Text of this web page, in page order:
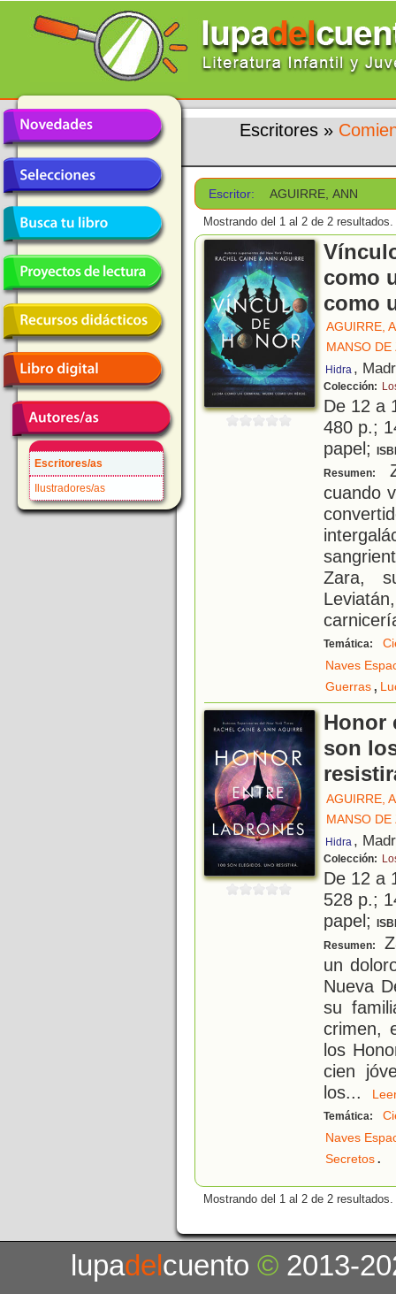
Escritores/as
Ilustradores/as
Escritores »
Escritor: AGUIRRE, ANN
Mostrando del 1 al 2 de 2 resultados.
como
como
AGUIRRE,
MANSO
Hidra ,
Colección:
De 12 a
480 p.;
papel;
Resumen:
cuando
Zara,
Temática:
Naves
Guerras,
Honor
son
AGUIRRE,
MANSO
Hidra ,
Colección:
De 12 a
528 p.;
papel;
Resumen:
un
Nueva
su
crimen,
los
cien
los...
Temática:
Naves
Secretos.
Mostrando del 1 al 2 de 2 resultados.
lupadelcuento© 2013-